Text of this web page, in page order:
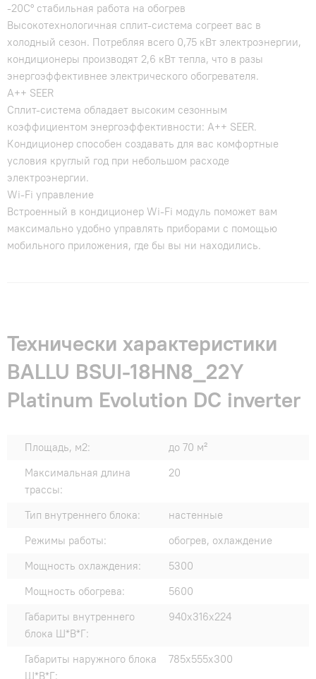
-20С° стабильная работа на обогрев
Высокотехнологичная сплит-система согреет вас в
холодный сезон. Потребляя всего 0,75 кВт электроэнергии,
кондиционеры производят 2,6 кВт тепла, что в разы
энергоэффективнее электрического обогревателя.
A++ SEER
Сплит-система обладает высоким сезонным
коэффициентом энергоэффективности: А++ SEER.
Кондиционер способен создавать для вас комфортные
условия круглый год при небольшом расходе
электроэнергии.
Wi-Fi управление
Встроенный в кондиционер Wi-Fi модуль поможет вам
максимально удобно управлять приборами с помощью
мобильного приложения, где бы вы ни находились.
Технически характеристики
BALLU BSUI-18HN8_22Y
Platinum Evolution DC inverter
Площадь, м2:
до 70 м²
Максимальная длина
трассы:
20
Тип внутреннего блока:
настенные
Режимы работы:
обогрев, охлаждение
Мощность охлаждения:
5300
Мощность обогрева:
5600
Габариты внутреннего
блока Ш*В*Г:
940x316x224
Габариты наружного блока
Ш*В*Г:
785x555x300